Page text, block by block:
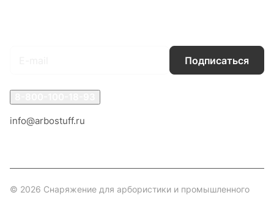
Подписаться
info@arbostuff.ru
© 2026 Снаряжение для арбористики и промышленного